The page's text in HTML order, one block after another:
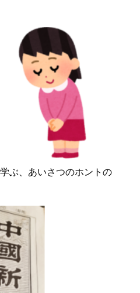
ぶ、あいさつのホントの